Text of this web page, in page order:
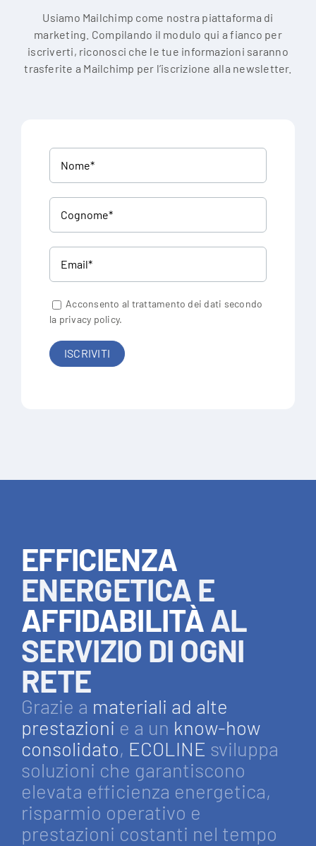
Usiamo Mailchimp come nostra piattaforma di
marketing. Compilando il modulo qui a fianco per
iscriverti, riconosci che le tue informazioni saranno
trasferite a Mailchimp per l’iscrizione alla newsletter.
Acconsento al trattamento dei dati secondo
la privacy policy.
EFFICIENZA
ENERGETICA E
AFFIDABILITÀ AL
SERVIZIO DI OGNI
RETE
Grazie a materiali ad alte
prestazioni e a un know-how
consolidato, ECOLINE sviluppa
soluzioni che garantiscono
elevata efficienza energetica,
risparmio operativo e
prestazioni costanti nel tempo